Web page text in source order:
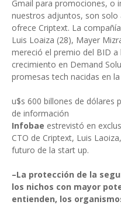
Gmail para promociones, o
nuestros adjuntos, son solo
ofrece Criptext. La
Luis Loaiza (28), Mayer
mereció el premio del BID
crecimiento en Demand
promesas tech nacidas en
u$s 600 billones de dólares
de información
Infobae estrevistó en
CTO de Criptext, Luis
futuro de la start up.
–La protección de la
los nichos con mayor
entienden, los